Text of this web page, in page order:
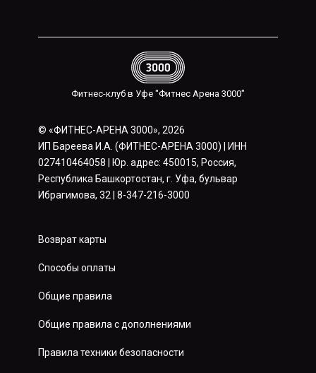
Фитнес-клуб в Уфе "Фитнес Арена 3000"
© «ФИТНЕС-АРЕНА 3000», 2026
ИП Бареева И.А. (ФИТНЕС-АРЕНА 3000) | ИНН
027410464058 | Юр. адрес: 450015, Россия,
Республика Башкортостан, г. Уфа, бульвар
Ибрагимова, 32 | 8-347-216-3000
Возврат карты
Способы оплаты
Общие правила
Общие правила с дополнениями
Правила техники безопасности